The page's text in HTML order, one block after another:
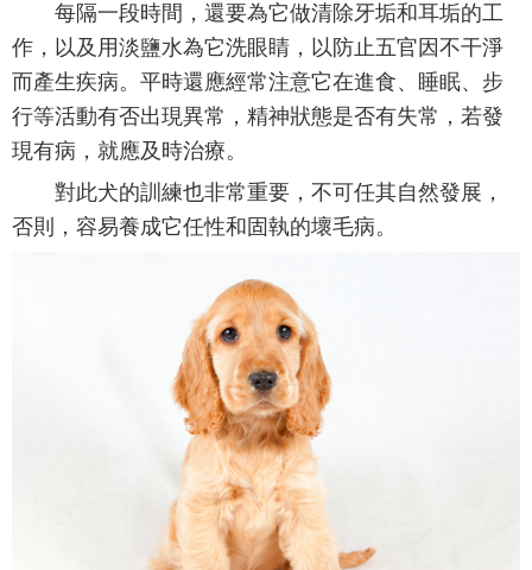
每隔一段時間，還要為它做清除牙垢和耳垢的工
作，以及用淡鹽水為它洗眼睛，以防止五官因不干淨
而產生疾病。平時還應經常注意它在進食、睡眠、步
行等活動有否出現異常，精神狀態是否有失常，若發
現有病，就應及時治療。
對此犬的訓練也非常重要，不可任其自然發展，
否則，容易養成它任性和固執的壞毛病。